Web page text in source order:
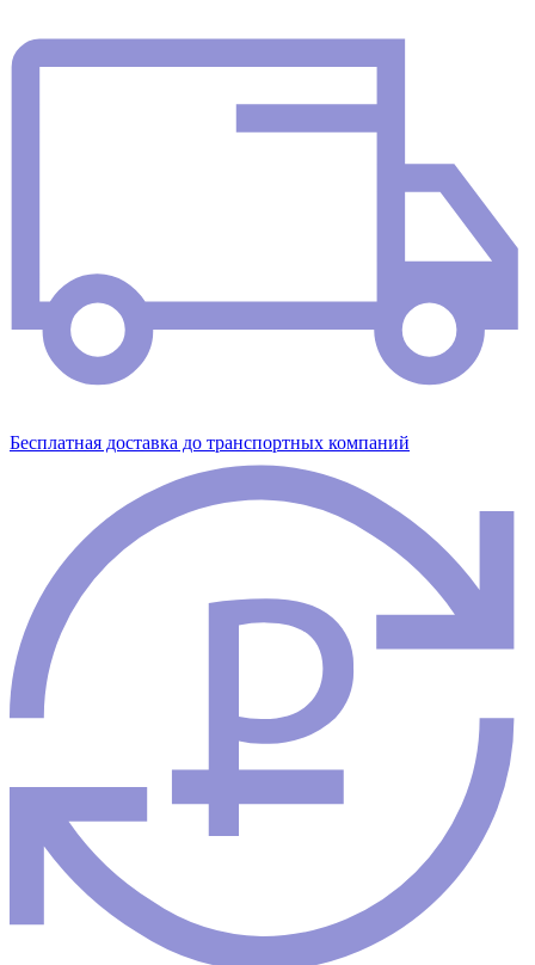
Бесплатная доставка до транспортных компаний